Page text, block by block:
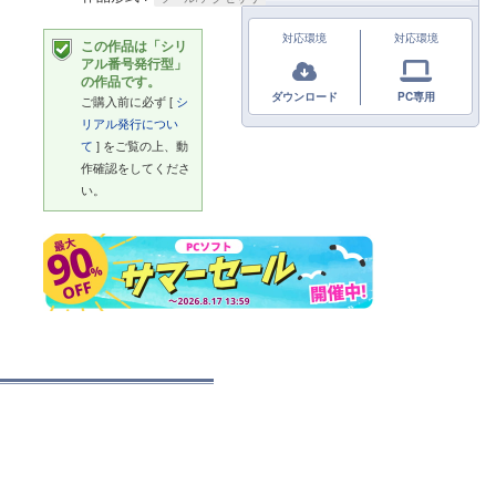
この作品は「シリ
アル番号発行型」
の作品です。
ご購入前に必ず [ シ
リアル発行につい
て ] をご覧の上、動
作確認をしてくださ
い。
対応環境
ダウンロード
対応環境
PC専用